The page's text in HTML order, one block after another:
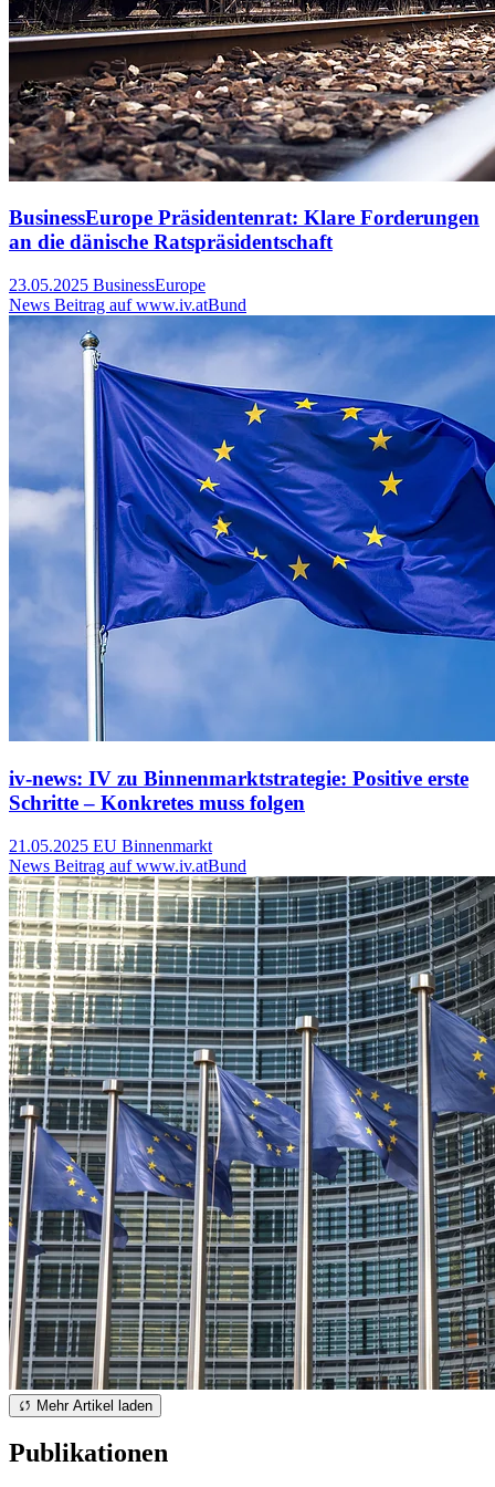
BusinessEurope Präsidentenrat: Klare Forderungen
an die dänische Ratspräsidentschaft
23.05.2025 BusinessEurope
News Beitrag auf www.iv.atBund
iv-news: IV zu Binnenmarktstrategie: Positive erste
Schritte – Konkretes muss folgen
21.05.2025 EU Binnenmarkt
News Beitrag auf www.iv.atBund
Mehr Artikel laden
Publikationen